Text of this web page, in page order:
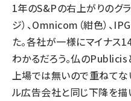
1年のS&Pの右上がりのグラ
ジ）、Omnicom（紺色）、
た。各社が一様にマイナス
わかるだろう。仏の
上場では無いので重ねて
ル広告会社と同じ下降を描